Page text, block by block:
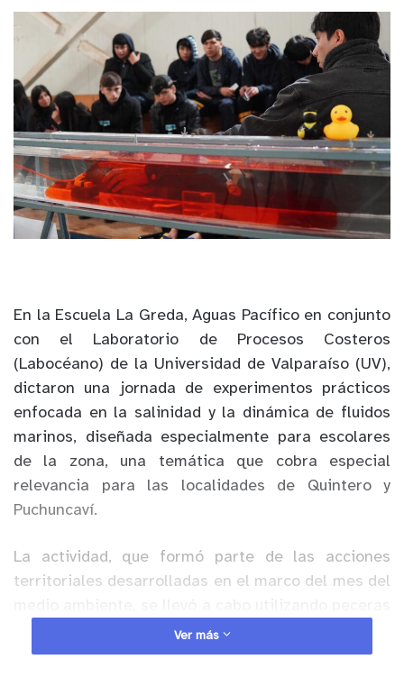
En la Escuela La Greda, Aguas Pacífico en conjunto
con el Laboratorio de Procesos Costeros
(Labocéano) de la Universidad de Valparaíso (UV),
dictaron una jornada de experimentos prácticos
enfocada en la salinidad y la dinámica de fluidos
marinos, diseñada especialmente para escolares
de la zona, una temática que cobra especial
relevancia para las localidades de Quintero y
Puchuncaví.
La actividad, que formó parte de las acciones
territoriales desarrolladas en el marco del mes del
de simulación y un canal de olas, estructuras que
permitieron replicar en el aula la interacción entre
Ver más